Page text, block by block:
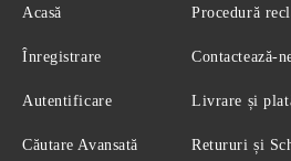
Acasă
Înregistrare
Autentificare
Căutare Avansată
Procedură
Contactează-
Livrare și
Retururi și